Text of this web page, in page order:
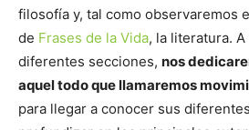
filosofía y, tal como observaremos
de Frases de la Vida, la literatura.
diferentes secciones, nos
aquel todo que llamaremos
para llegar a conocer sus